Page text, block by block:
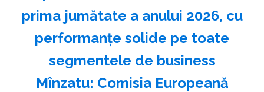
prima jumătate a anului 2026, cu
performanțe solide pe toate
segmentele de business
Mînzatu: Comisia Europeană